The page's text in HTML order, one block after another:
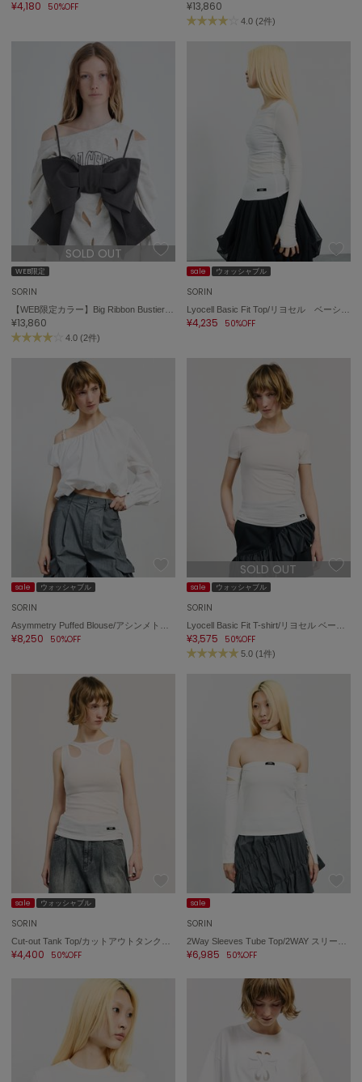
¥4,180 50%OFF ¥13,860
4.0 (2件)
SOLD OUT
WEB限定
SORIN
¥13,860
4.0 (2件)
sale ウォッシャブル
SORIN
¥4,235 50%OFF
sale ウォッシャブル
SORIN
¥8,250 50%OFF
SOLD OUT
sale ウォッシャブル
SORIN
¥3,575 50%OFF
5.0 (1件)
sale ウォッシャブル
SORIN
¥4,400 50%OFF
sale
SORIN
¥6,985 50%OFF